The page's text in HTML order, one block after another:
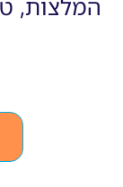
המלצות,